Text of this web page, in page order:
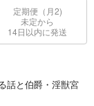
定期便（月2)
未定から
14日以内に発送
話と伯爵・淫獣宮